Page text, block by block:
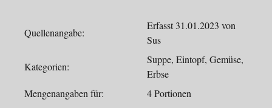
Quellenangabe:
Erfasst 31.01.2023 von
Sus
Kategorien:
Suppe, Eintopf, Gemüse,
Erbse
Mengenangaben für:
4 Portionen